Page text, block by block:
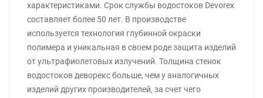
характеристиками. Срок службы водостоков Devorex
составляет более 50 лет. В производстве
используется технология глубинной окраски
полимера и уникальная в своем роде защита изделий
от ультрафиолетовых излучений. Толщина стенок
водостоков деворекс больше, чем у аналогичных
изделий других производителей, за счет чего